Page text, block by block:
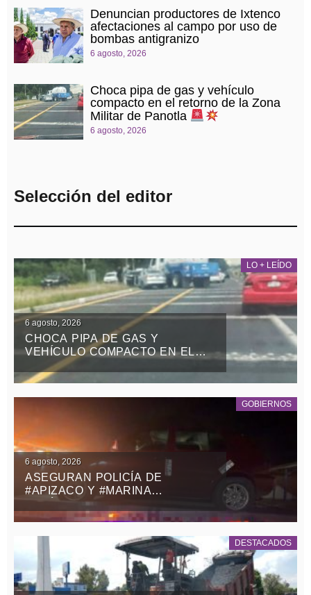
Denuncian productores de Ixtenco
afectaciones al campo por uso de
bombas antigranizo
6 agosto, 2026
Choca pipa de gas y vehículo
compacto en el retorno de la Zona
Militar de Panotla
6 agosto, 2026
Selección del editor
LO + LEÍDO
6 agosto, 2026
CHOCA PIPA DE GAS Y
VEHÍCULO COMPACTO EN EL
RETORNO DE LA ZONA MILITAR
DE PANOTLA
GOBIERNOS
6 agosto, 2026
ASEGURAN POLICÍA DE
#APIZACO Y #MARINA
VEHÍCULO CON REPORTE DE
ROBO Y DETIENEN A UN
DESTACADOS